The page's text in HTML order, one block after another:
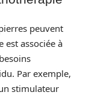
peuvent
est associée à
Par exemple,
stimulateur